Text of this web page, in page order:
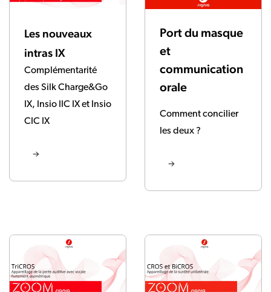
Les nouveaux
intras IX
Complémentarité
des Silk Charge&Go
IX, Insio IIC IX et Insio
CIC IX
Port du masque
et
communication
orale
Comment concilier
les deux ?